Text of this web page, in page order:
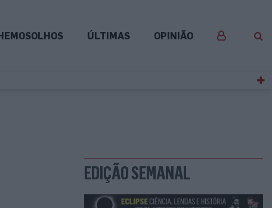
ÚLTIMAS OPINIÃO
EDIÇÃO SEMANAL